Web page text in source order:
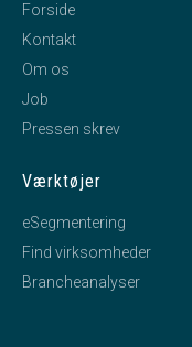
Forside
Kontakt
Om os
Job
Pressen skrev
Værktøjer
eSegmentering
Find virksomheder
Brancheanalyser